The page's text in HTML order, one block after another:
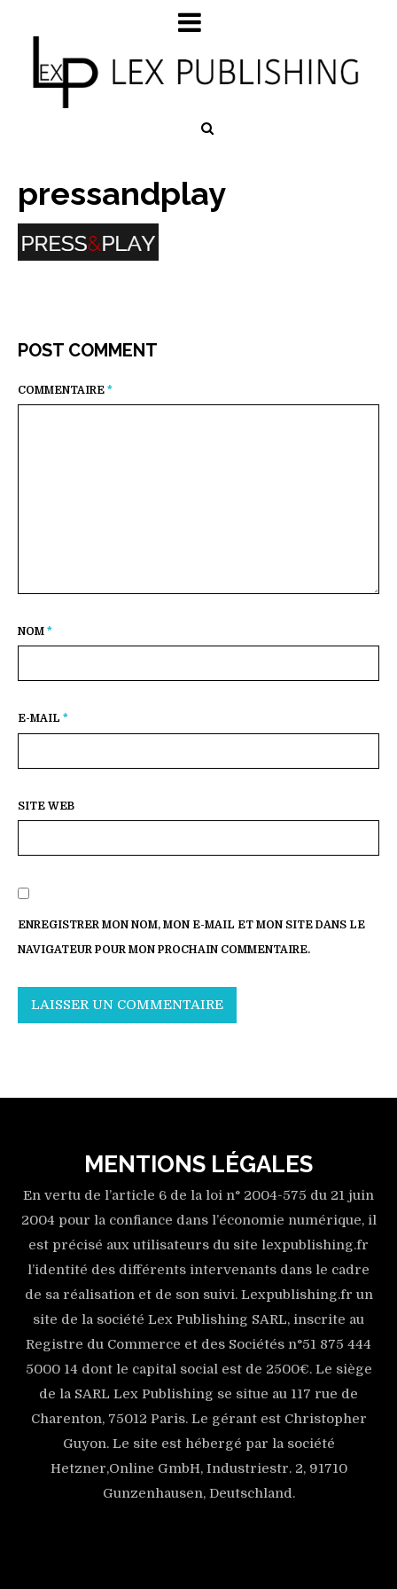
pressandplay
POST COMMENT
COMMENTAIRE *
NOM *
E-MAIL *
SITE WEB
ENREGISTRER MON NOM, MON E-MAIL ET MON SITE DANS LE
NAVIGATEUR POUR MON PROCHAIN COMMENTAIRE.
MENTIONS LÉGALES
En vertu de l’article 6 de la loi n° 2004-575 du 21 juin
2004 pour la confiance dans l’économie numérique, il
est précisé aux utilisateurs du site lexpublishing.fr
l’identité des différents intervenants dans le cadre
de sa réalisation et de son suivi. Lexpublishing.fr un
site de la société Lex Publishing SARL, inscrite au
Registre du Commerce et des Sociétés n°51 875 444
5000 14 dont le capital social est de 2500€. Le siège
de la SARL Lex Publishing se situe au 117 rue de
Charenton, 75012 Paris. Le gérant est Christopher
Guyon. Le site est hébergé par la société
Hetzner,Online GmbH, Industriestr. 2, 91710
Gunzenhausen, Deutschland.